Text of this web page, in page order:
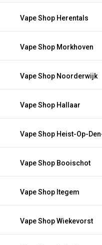
Vape Shop Herentals
Vape Shop Morkhoven
Vape Shop Noorderwijk
Vape Shop Hallaar
Vape Shop Heist-Op-
Vape Shop Booischot
Vape Shop Itegem
Vape Shop Wiekevorst